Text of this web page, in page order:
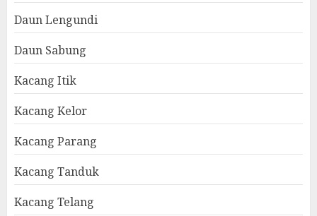
Daun Lengundi
Daun Sabung
Kacang Itik
Kacang Kelor
Kacang Parang
Kacang Tanduk
Kacang Telang